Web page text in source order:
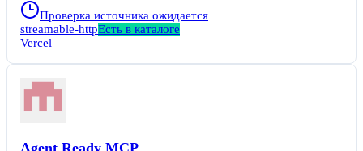
окружением, доменами и командами, не покидая чат.
Сервер работает как облачный сервис по адресу
https://mcp.vercel.com. Сервер не хранит ваши данные —
всё проходит через API Vercel с учётом прав вашего
аккаунта.
Проверка источника ожидается
streamable-httpЕсть в каталоге
Vercel